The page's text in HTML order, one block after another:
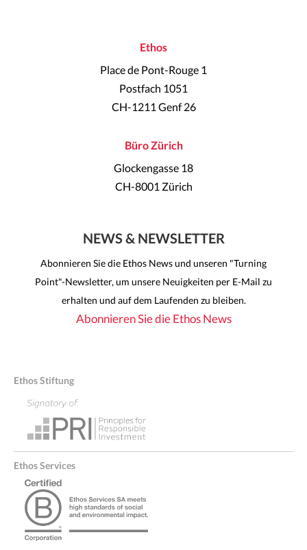
Ethos
Place de Pont-Rouge 1
Postfach 1051
CH-1211 Genf 26
Büro Zürich
Glockengasse 18
CH-8001 Zürich
NEWS & NEWSLETTER
Abonnieren Sie die Ethos News und unseren "Turning
Point"-Newsletter, um unsere Neuigkeiten per E-Mail zu
erhalten und auf dem Laufenden zu bleiben.
Abonnieren Sie die Ethos News
Ethos Stiftung
Ethos Services